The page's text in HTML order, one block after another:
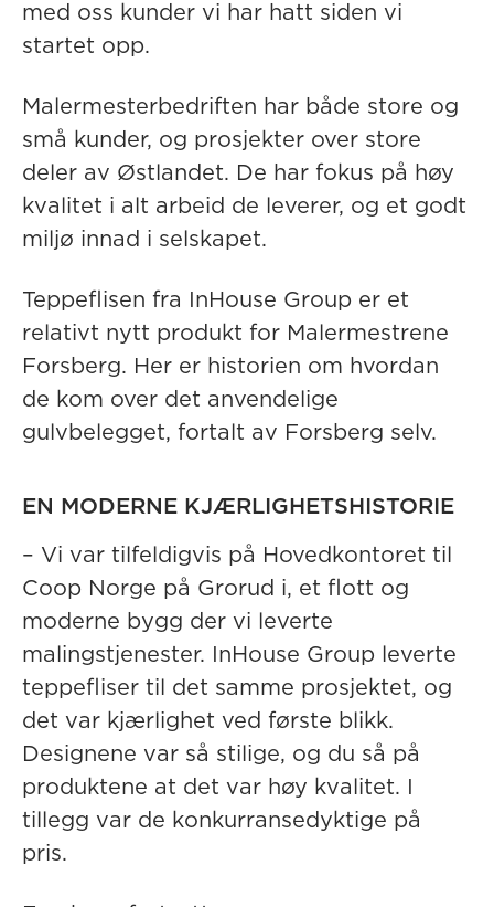
med oss kunder vi har hatt siden vi
startet opp.
Malermesterbedriften har både store og
små kunder, og prosjekter over store
deler av Østlandet. De har fokus på høy
kvalitet i alt arbeid de leverer, og et godt
miljø innad i selskapet.
Teppeflisen fra InHouse Group er et
relativt nytt produkt for Malermestrene
Forsberg. Her er historien om hvordan
de kom over det anvendelige
gulvbelegget, fortalt av Forsberg selv.
EN MODERNE KJÆRLIGHETSHISTORIE
– Vi var tilfeldigvis på Hovedkontoret til
Coop Norge på Grorud i, et flott og
moderne bygg der vi leverte
malingstjenester. InHouse Group leverte
teppefliser til det samme prosjektet, og
det var kjærlighet ved første blikk.
Designene var så stilige, og du så på
produktene at det var høy kvalitet. I
tillegg var de konkurransedyktige på
pris.